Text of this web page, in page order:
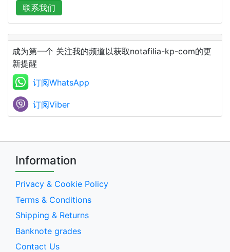
联系我们
成为第一个 关注我的频道以获取notafilia-kp-com的更
新提醒
订阅WhatsApp
订阅Viber
Information
Privacy & Cookie Policy
Terms & Conditions
Shipping & Returns
Banknote grades
Contact Us